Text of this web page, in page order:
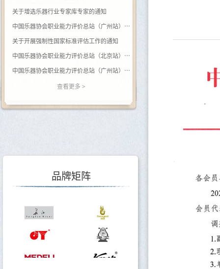
关于增选乐器行业专家库专家的通知
中国乐器协会职业能力评价总站（广州站） 2026年第一批《钢琴及键盘乐器制作工》登记评价通知
关于开展强制性国家标准评估工作的通知
中国乐器协会职业能力评价总站（北京站） 关于开展（黑河学院）钢琴调律师职业等级评价的通知
中国乐器协会职业能力评价总站（广州站） 2026年广西站钢琴调律师等级评价通知
关于举办乐器行业数据价值专题培训的通知
查看更多 >
品牌矩阵